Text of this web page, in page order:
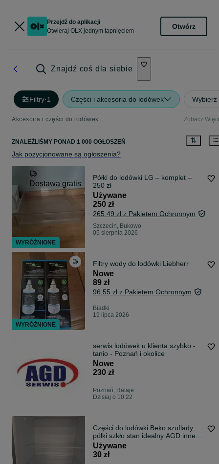
Przejdź do aplikacji
Otwieraj OLX jednym tapnięciem
Otwórz
Znajdź coś dla siebie
Filtry·1 Części i akcesoria do lodówek Wybierz
Akcesoria i części do lodówek Zobacz
ZNALEŹLIŚMY PONAD 1 000 OGŁOSZEŃ
Jak pozycjonowane są ogłoszenia?
Dostawa gratis
Półki do lodówki LG – komplet –
250 zł
Używane
250 zł
265,49 zł z Pakietem Ochronnym
Szczecin, Bukowo
05 sierpnia 2026
Filtry wody do lodówki Liebherr
Nowe
89 zł
96,55 zł z Pakietem Ochronnym
Biadki
19 lipca 2026
serwis lodówek u klienta szybko -
tanio - Poznań i okolice
Nowe
230 zł
Poznań, Rataje
Dzisiaj o 10:22
Części do lodówki Beko szuflady
półki szkło stan idealny AGD inne
też
Używane
30 zł
WYRÓŻNIONE
WYRÓŻNIONE